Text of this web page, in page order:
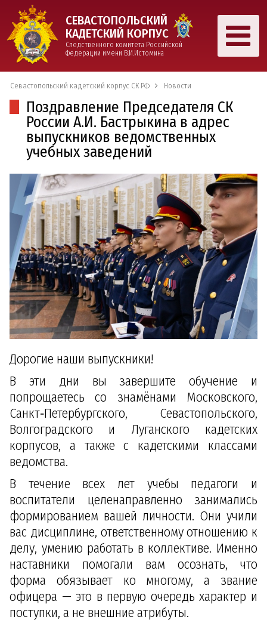
СЕВАСТОПОЛЬСКИЙ
КАДЕТСКИЙ КОРПУС
Следственного комитета Российской
Федерации имени В.И.Истомина
Севастопольский кадетский корпус СК РФ Новости
Поздравление Председателя СК
России А.И. Бастрыкина в адрес
выпускников ведомственных
учебных заведений
Дорогие наши выпускники!
В эти дни вы завершите обучение и
попрощаетесь со знамёнами Московского,
Санкт‑Петербургского, Севастопольского,
Волгоградского и Луганского кадетских
корпусов, а также с кадетскими классами
ведомства.
В течение всех лет учебы педагоги и
воспитатели целенаправленно занимались
формированием вашей личности. Они учили
вас дисциплине, ответственному отношению к
делу, умению работать в коллективе. Именно
наставники помогали вам осознать, что
форма обязывает ко многому, а звание
офицера — это в первую очередь характер и
поступки, а не внешние атрибуты.